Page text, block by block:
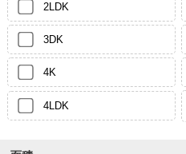
2LDK
3DK
4K
4LDK